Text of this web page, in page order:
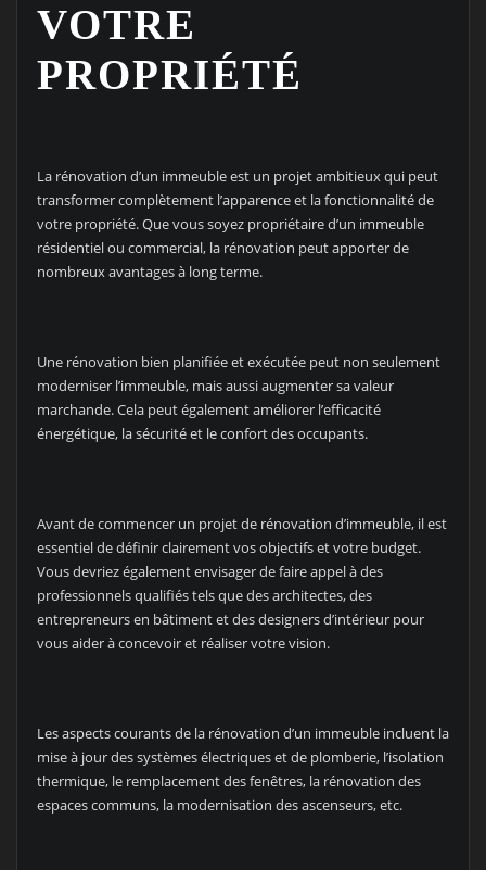
VOTRE
PROPRIÉTÉ
La rénovation d’un immeuble est un projet ambitieux qui peut
transformer complètement l’apparence et la fonctionnalité de
votre propriété. Que vous soyez propriétaire d’un immeuble
résidentiel ou commercial, la rénovation peut apporter de
nombreux avantages à long terme.
Une rénovation bien planifiée et exécutée peut non seulement
moderniser l’immeuble, mais aussi augmenter sa valeur
marchande. Cela peut également améliorer l’efficacité
énergétique, la sécurité et le confort des occupants.
Avant de commencer un projet de rénovation d’immeuble, il est
essentiel de définir clairement vos objectifs et votre budget.
Vous devriez également envisager de faire appel à des
professionnels qualifiés tels que des architectes, des
entrepreneurs en bâtiment et des designers d’intérieur pour
vous aider à concevoir et réaliser votre vision.
Les aspects courants de la rénovation d’un immeuble incluent la
mise à jour des systèmes électriques et de plomberie, l’isolation
thermique, le remplacement des fenêtres, la rénovation des
espaces communs, la modernisation des ascenseurs, etc.